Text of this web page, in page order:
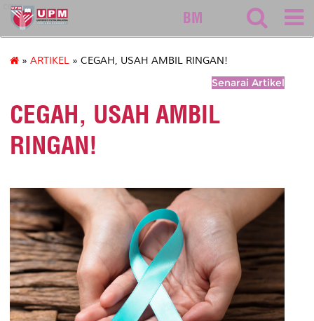
care
BM
» ARTIKEL » CEGAH, USAH AMBIL RINGAN!
Senarai Artikel
CEGAH, USAH AMBIL
RINGAN!